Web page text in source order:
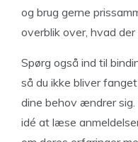
og brug gerne
overblik over, hvad
Spørg også ind til
så du ikke bliver
dine behov ændrer
idé at læse